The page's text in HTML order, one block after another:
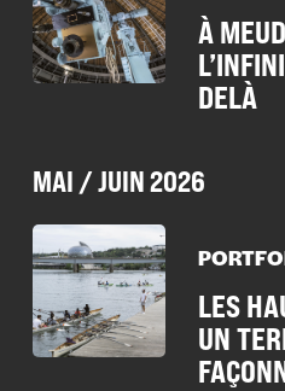
À
DELÀ
MAI / JUIN 2026
LES
UN